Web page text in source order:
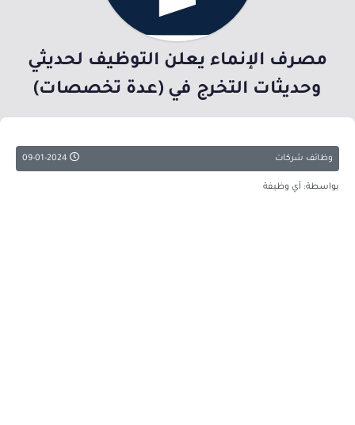
مصرف الإنماء يعلن التوظيف لحديثي
وحديثات التخرج في (عدة تخصصات)
وظائف شركات
بواسطة: أي وظيفة